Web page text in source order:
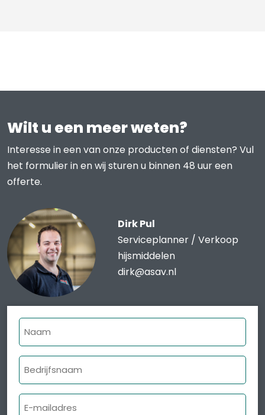
Wilt u een meer weten?
Interesse in een van onze producten of diensten? Vul
het formulier in en wij sturen u binnen 48 uur een
offerte.
Dirk Pul
Serviceplanner / Verkoop
hijsmiddelen
dirk@asav.nl
Naam
Bedrijfsnaam
E-